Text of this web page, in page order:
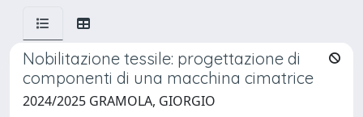
Nobilitazione tessile: progettazione di
componenti di una macchina cimatrice
2024/2025 GRAMOLA, GIORGIO